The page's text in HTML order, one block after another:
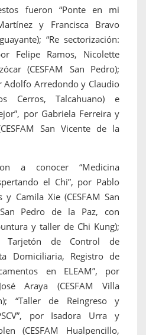
fueron “Ponte en mi
y Francisca Bravo
“Re sectorización:
Felipe Ramos, Nicolette
(CESFAM San Pedro);
Adolfo Arredondo y Claudio
Cerros, Talcahuano) e
por Gabriela Ferreira y
San Vicente de la
a conocer “Medicina
el Chi”, por Pablo
y Camila Xie (CESFAM San
Pedro de la Paz, con
y taller de Chi Kung);
Tarjetón de Control de
Domiciliaria, Registro de
en ELEAM”, por
Araya (CESFAM Villa
“Taller de Reingreso y
por Isadora Urra y
(CESFAM Hualpencillo,